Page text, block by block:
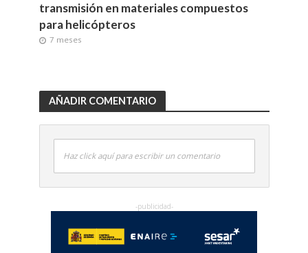
transmisión en materiales compuestos
para helicópteros
7 meses
AÑADIR COMENTARIO
Haz click aquí para escribir un comentario